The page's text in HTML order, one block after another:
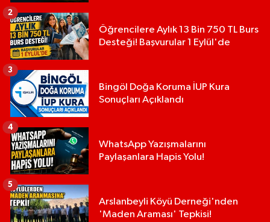
Öğrencilere Aylık 13 Bin 750 TL Burs
Desteği! Başvurular 1 Eylül'de
2
Bingöl Doğa Koruma İUP Kura
Sonuçları Açıklandı
3
WhatsApp Yazışmalarını
Paylaşanlara Hapis Yolu!
4
Arslanbeyli Köyü Derneği'nden
'Maden Araması' Tepkisi!
5